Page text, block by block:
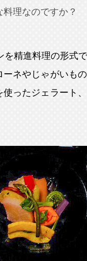
理なのですか？
精進料理の形式
ネやじゃがいも
ったジェラート